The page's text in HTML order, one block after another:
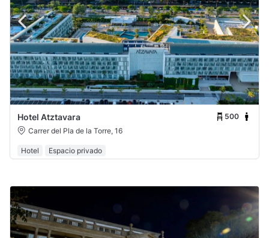
Hotel Atztavara
500
Carrer del Pla de la Torre, 16
Hotel Espacio privado